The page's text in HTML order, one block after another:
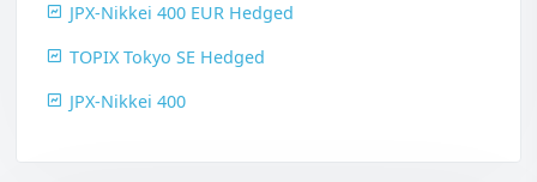
JPX-Nikkei 400 EUR Hedged
TOPIX Tokyo SE Hedged
JPX-Nikkei 400